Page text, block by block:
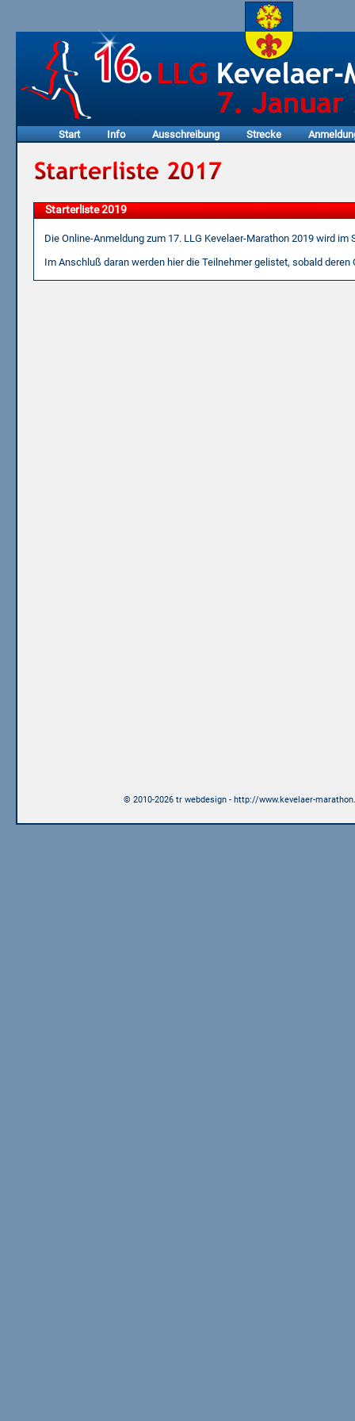
Start Info Ausschreibung Strecke
Starterliste 2019
Die Online-Anmeldung zum 17. LLG Kevelaer-Marathon 2019 wird im
Im Anschluß daran werden hier die Teilnehmer gelistet, sobald
© 2010-2026 tr webdesign - http://www.kevelaer-